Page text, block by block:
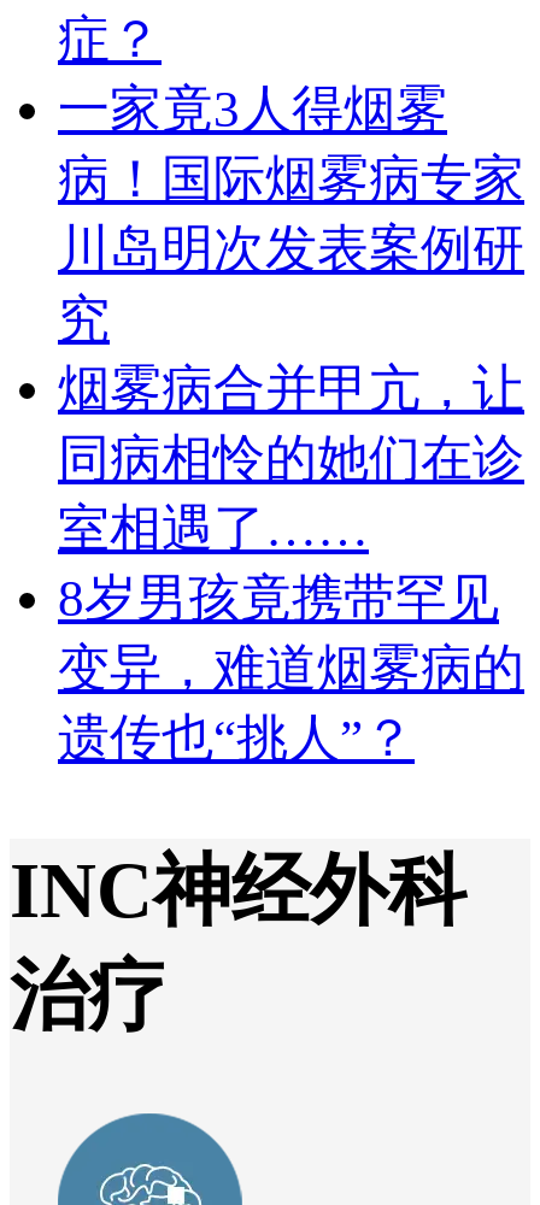
症？
一家竟3人得烟雾
病！国际烟雾病专家
川岛明次发表案例研
究
烟雾病合并甲亢，让
同病相怜的她们在诊
室相遇了……
8岁男孩竟携带罕见
变异，难道烟雾病的
遗传也“挑人”？
INC神经外科
治疗